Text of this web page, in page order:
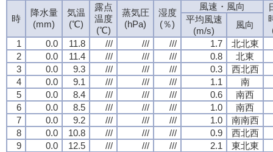
時
降水量
(mm)
気温
(℃)
露点
温度
(℃)
蒸気圧
(hPa)
湿度
(％)
風速・風向
平均風速
(m/s)
風向
1
0.0 11.8 /// /// /// 1.7
北北東
2
0.0 11.4 /// /// /// 0.8
北東
3
0.0 9.3 /// /// /// 0.3
西北西
4
0.0 9.1 /// /// /// 1.1
南
5
0.0 8.4 /// /// /// 0.6
南西
6
0.0 8.5 /// /// /// 1.0
南西
7
0.0 9.2 /// /// /// 1.0
南南西
8
0.0 10.8 /// /// /// 0.9
西北西
9
0.0 12.5 /// /// /// 2.1
東北東